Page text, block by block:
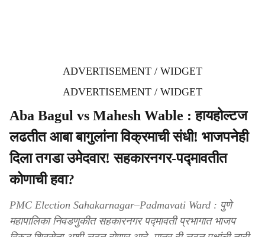
ADVERTISEMENT / WIDGET
ADVERTISEMENT / WIDGET
Aba Bagul vs Mahesh Wable : हायहोल्टज
लढतीत आबा बागुलांना विक्रमाची संधी! भाजपनेही
दिला तगडा उमेदवार! सहकारनगर-पद्मावतीत
कोणाची हवा?
PMC Election Sahakarnagar–Padmavati Ward : पुणे
महापालिका निवडणुकीत सहकारनगर पद्मावती प्रभागात भाजप